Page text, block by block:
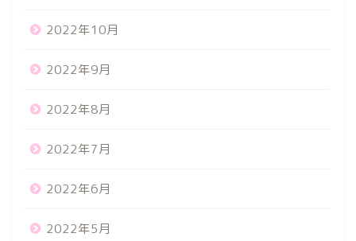
2022年10月
2022年9月
2022年8月
2022年7月
2022年6月
2022年5月